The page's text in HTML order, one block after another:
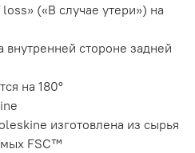
(«В случае утери») на
стороне задней
на 180°
изготовлена из сырья
FSC™